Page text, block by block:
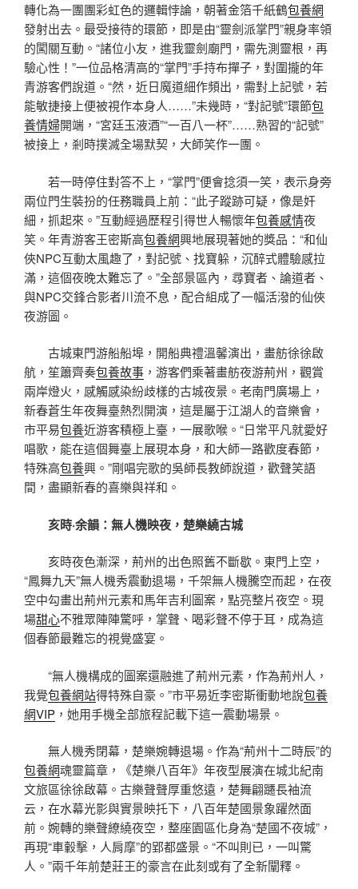
轉化為一團團彩虹色的邏輯悖論，朝著金箔千紙鶴包養網
發射出去。最受接待的環節，即是由“靈劍派掌門”親身率領
的闖關互動。“諸位小友，進我靈劍廟門，需先測靈根，再
驗心性！”一位品格清高的“掌門”手持布撣子，對圍攏的年
青游客們說道。“然，近日魔道細作頻出，需對上記號，若
能敏捷接上便被視作本身人……”未幾時，“對記號”環節包
養情婦開端，“宮廷玉液酒”“一百八一杯”……熟習的“記號”
被接上，剎時撲滅全場默契，大師笑作一團。
若一時停住對答不上，“掌門”便會捻須一笑，表示身旁
兩位門生裝扮的任務職員上前：“此子蹤跡可疑，像是奸
細，抓起來。”互動經過歷程引得世人暢懷年包養感情夜
笑。年青游客王密斯高包養網興地展現著她的獎品：“和仙
俠NPC互動太風趣了，對記號、找寶躲，沉醉式體驗感拉
滿，這個夜晚太難忘了。”全部景區內，尋寶者、論道者、
與NPC交鋒合影者川流不息，配合組成了一幅活潑的仙俠
夜游圖。
古城東門游船船埠，開船典禮溫馨演出，畫舫徐徐啟
航，笙簫齊奏包養故事 ，游客們乘著畫舫夜游荊州，觀賞
兩岸燈火，感觸感染紛歧樣的古城夜景。老南門廣場上，
新春蒼生年夜舞臺熱烈開演，這是屬于江湖人的音樂會，
市平易包養近游客積極上臺，一展歌喉。“日常平凡就愛好
唱歌，能在這個舞臺上展現本身，和大師一路歡度春節，
特殊高包養興。”剛唱完歌的吳師長教師說道，歡聲笑語
間，盡顯新春的喜樂與祥和。
亥時·余韻：無人機映夜，楚樂繞古城
亥時夜色漸深，荊州的出色照舊不斷歇。東門上空，
“鳳舞九天”無人機秀震動退場，千架無人機騰空而起，在夜
空中勾畫出荊州元素和馬年吉利圖案，點亮整片夜空。現
場甜心不雅眾陣陣驚呼，掌聲、喝彩聲不停于耳，成為這
個春節最難忘的視覺盛宴。
“無人機構成的圖案還融進了荊州元素，作為荊州人，
我覺包養網站得特殊自豪。”市平易近李密斯衝動地說包養
網VIP ，她用手機全部旅程記載下這一震動場景。
無人機秀閉幕，楚樂婉轉退場。作為“荊州十二時辰”的
包養網魂靈篇章，《楚樂八百年》年夜型展演在城北紀南
文旅區徐徐啟幕。古樂聲聲厚重悠遠，楚舞翩躚長袖流
云，在水幕光影與實景映托下，八百年楚國景象躍然面
前。婉轉的樂聲繚繞夜空，整座園區化身為“楚國不夜城”，
再現“車轂擊，人肩摩”的郢都盛景。“不叫則已，一叫驚
人。”兩千年前楚莊王的豪言在此刻或有了全新闡釋。